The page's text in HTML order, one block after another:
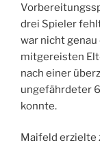
drei Spieler
war nicht genau
mitgereisten
nach einer
ungefährdeter
konnte.
Maifeld erzielte